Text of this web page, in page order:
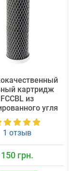
картридж
FCCBL из
угля
1 отзыв
150 грн.